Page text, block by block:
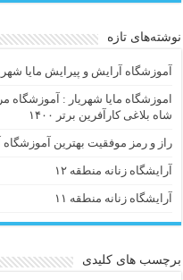
نوشته‌های تازه
آموزشگاه آرایش و پیرایش مایا
اموزشگاه مایا شهریار : آموزشگاه
شاه بلاغی کارآفرین برتر ۱۴۰۰
راز و رمز موفقیت بهترین آموزشگاه
آرایشگاه زنانه منطقه ۱۲
آرایشگاه زنانه منطقه ۱۱
برچسب های کلیدی